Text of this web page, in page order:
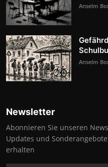
Anselm
Anselm
Newsletter
Abonnieren Sie unseren
Updates und
erhalten